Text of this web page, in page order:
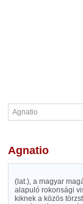
Agnatio
(lat.), a magyar
alapuló rokonsági
kiknek a közös